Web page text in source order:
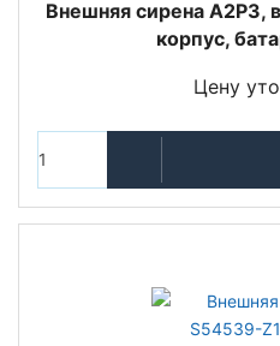
Внешняя сирена
корпус,
Цену